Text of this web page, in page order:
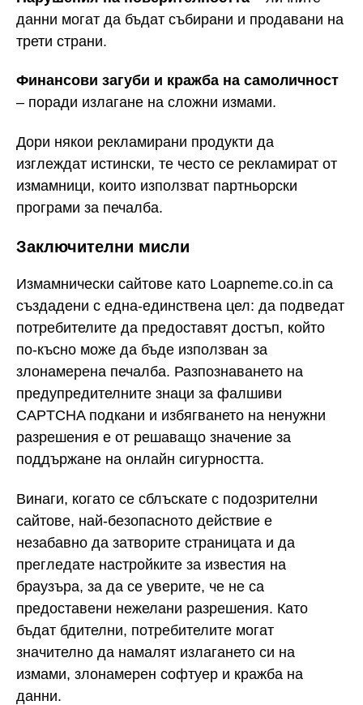
данни могат да бъдат събирани и продавани на
трети страни.
Финансови загуби и кражба на самоличност
– поради излагане на сложни измами.
Дори някои рекламирани продукти да
изглеждат истински, те често се рекламират от
измамници, които използват партньорски
програми за печалба.
Заключителни мисли
Измамнически сайтове като Loapneme.co.in са
създадени с една-единствена цел: да подведат
потребителите да предоставят достъп, който
по-късно може да бъде използван за
злонамерена печалба. Разпознаването на
предупредителните знаци за фалшиви
CAPTCHA подкани и избягването на ненужни
разрешения е от решаващо значение за
поддържане на онлайн сигурността.
Винаги, когато се сблъскате с подозрителни
сайтове, най-безопасното действие е
незабавно да затворите страницата и да
прегледате настройките за известия на
браузъра, за да се уверите, че не са
предоставени нежелани разрешения. Като
бъдат бдителни, потребителите могат
значително да намалят излагането си на
измами, злонамерен софтуер и кражба на
данни.